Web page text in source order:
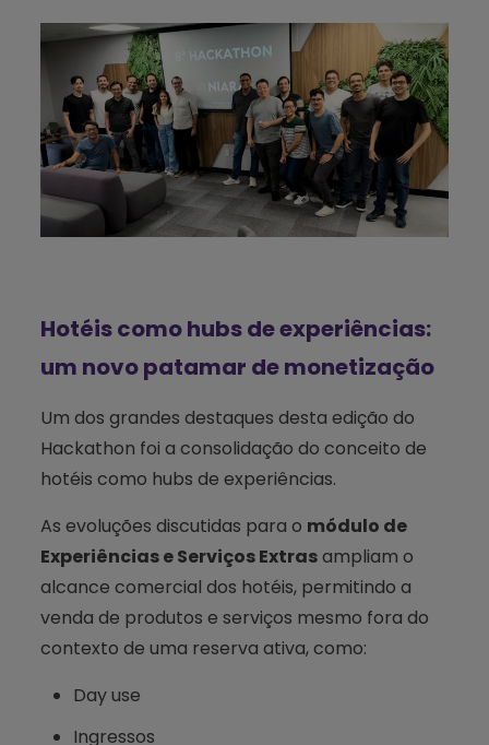
Hotéis como hubs de experiências:
um novo patamar de monetização
Um dos grandes destaques desta edição do
Hackathon foi a consolidação do conceito de
hotéis como hubs de experiências.
As evoluções discutidas para o módulo de
Experiências e Serviços Extrasampliam o
alcance comercial dos hotéis, permitindo a
venda de produtos e serviços mesmo fora do
contexto de uma reserva ativa, como:
Day use
Ingressos